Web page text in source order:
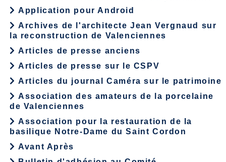
Application pour Android
Archives de l'architecte Jean Vergnaud sur
la reconstruction de Valenciennes
Articles de presse anciens
Articles de presse sur le CSPV
Articles du journal Caméra sur le patrimoine
Association des amateurs de la porcelaine
de Valenciennes
Association pour la restauration de la
basilique Notre-Dame du Saint Cordon
Avant Après